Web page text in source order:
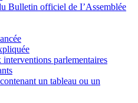
Bulletin officiel de I’Assemblée
interventions parlementaires
un tableau ou un